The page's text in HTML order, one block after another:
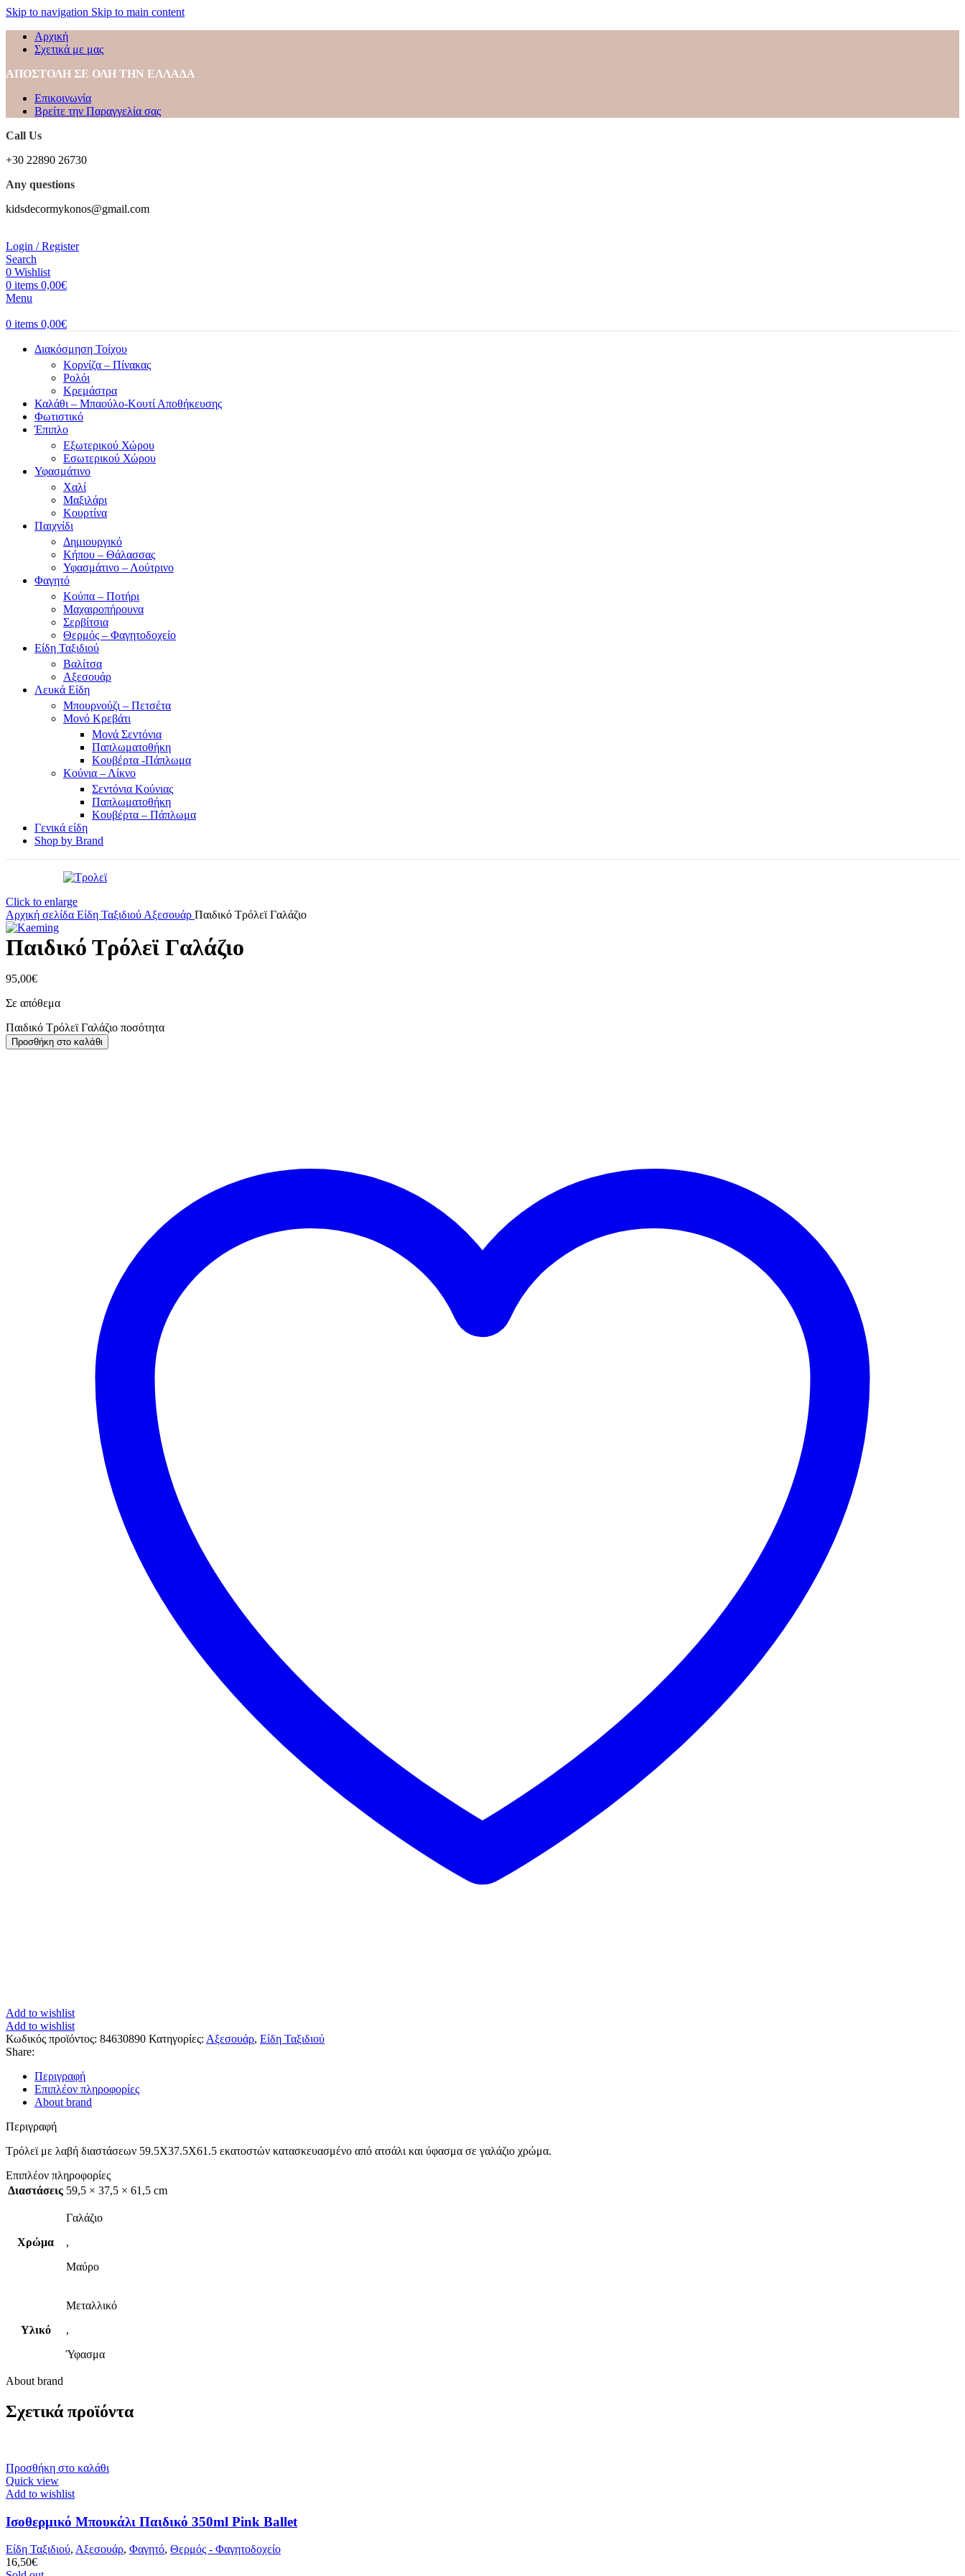
Skip to navigation Skip to main content
Αρχική
Σχετικά με μας
ΑΠΟΣΤΟΛΗ ΣΕ ΟΛΗ ΤΗΝ ΕΛΛΑΔΑ
Επικοινωνία
Βρείτε την Παραγγελία σας
Call Us
+30 22890 26730
Any questions
kidsdecormykonos@gmail.com
Login / Register
Search
0 Wishlist
0 items 0,00€
Menu
0 items 0,00€
Διακόσμηση Τοίχου
Κορνίζα – Πίνακας
Ρολόι
Κρεμάστρα
Καλάθι – Μπαούλο-Κουτί Αποθήκευσης
Φωτιστικό
Έπιπλο
Εξωτερικού Χώρου
Εσωτερικού Χώρου
Υφασμάτινο
Χαλί
Μαξιλάρι
Κουρτίνα
Παιχνίδι
Δημιουργικό
Κήπου – Θάλασσας
Υφασμάτινο – Λούτρινο
Φαγητό
Κούπα – Ποτήρι
Μαχαιροπήρουνα
Σερβίτσια
Θερμός – Φαγητοδοχείο
Είδη Ταξιδιού
Βαλίτσα
Αξεσουάρ
Λευκά Είδη
Μπουρνούζι – Πετσέτα
Μονό Κρεβάτι
Μονά Σεντόνια
Παπλωματοθήκη
Κουβέρτα -Πάπλωμα
Κούνια – Λίκνο
Σεντόνια Κούνιας
Παπλωματοθήκη
Κουβέρτα – Πάπλωμα
Γενικά είδη
Shop by Brand
Click to enlarge
Αρχική σελίδα Είδη Ταξιδιού Αξεσουάρ Παιδικό Τρόλεϊ Γαλάζιο
Παιδικό Τρόλεϊ Γαλάζιο
95,00€
Σε απόθεμα
Παιδικό Τρόλεϊ Γαλάζιο ποσότητα
Προσθήκη στο καλάθι
Add to wishlist
Add to wishlist
Κωδικός προϊόντος: 84630890 Κατηγορίες: Αξεσουάρ, Είδη Ταξιδιού
Share:
Περιγραφή
Επιπλέον πληροφορίες
About brand
Περιγραφή
Τρόλεϊ με λαβή διαστάσεων 59.5Χ37.5Χ61.5 εκατοστών κατασκευασμένο από ατσάλι και ύφασμα σε γαλάζιο χρώμα.
Επιπλέον πληροφορίες
Διαστάσεις 59,5 × 37,5 × 61,5 cm
Χρώμα
Γαλάζιο
,
Μαύρο
Υλικό
Μεταλλικό
,
Ύφασμα
About brand
Σχετικά προϊόντα
Προσθήκη στο καλάθι
Quick view
Add to wishlist
Ισοθερμικό Μπουκάλι Παιδικό 350ml Pink Ballet
Είδη Ταξιδιού, Αξεσουάρ, Φαγητό, Θερμός - Φαγητοδοχείο
16,50€